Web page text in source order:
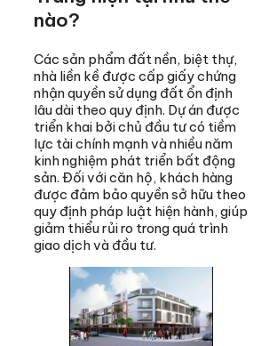
nào?
Các sản phẩm đất nền, biệt thự,
nhà liền kề được cấp giấy chứng
nhận quyền sử dụng đất ổn định
lâu dài theo quy định. Dự án được
triển khai bởi chủ đầu tư có tiềm
lực tài chính mạnh và nhiều năm
kinh nghiệm phát triển bất động
sản. Đối với căn hộ, khách hàng
được đảm bảo quyền sở hữu theo
quy định pháp luật hiện hành, giúp
giảm thiểu rủi ro trong quá trình
giao dịch và đầu tư.